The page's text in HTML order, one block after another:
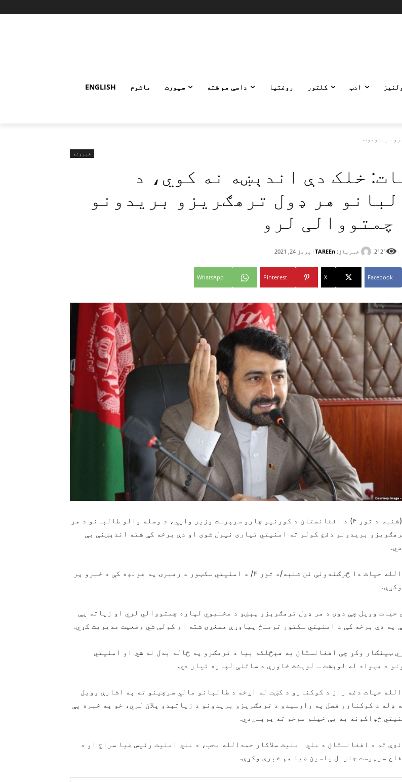
ادب کلتور روغتیا داسې هم شته سپورت ماشوم ENGLISH
بریدونو...
خبرونه
خلک دې اندېښه نه کوي، د
هر ډول ترهګریزو بریدونو
چمتووالی لرو
خبریال: TAREEn اپریل 24, 2021 2121
Facebook
X
Pinterest
WhatsApp
تاند (شنبه د ثور ۴) د افغانستان د کورنیو چارو سرپرست وزیر وايي، د وسله والو طالبانو د هر
بریدونو دفع کولو ته امنیتي تیاری نیول شوی او دې برخه کې شته اندېښنې بې
حیات الله حیات دا څرګندونې نن شنبه/د ثور ۴/ د امنیتي سکټور د رهبرۍ په غونډه کې د خبرو پر
حیات وویل چې دوی د هر ډول ترهګرېزو پېښو د مخنیوي لپاره چمتووالي لري او زیاته یې
په دې برخه کې د امنیتي سکتور ترمنځ پیاوړې همغږۍ شته او کولی شي وضعیت مدیریت کړي.
ټینګار وکړ چې افغانستان به هېڅلکه بیا د ترهګرو په ځاله بدل نه‌ شي او امنیتي
د هېواد له لوېشت ـ لوېشت خاورې د ساتنې لپاره تیار دي.
حیات دغه راز د کوکنارو د کښت له اړخه د طالبانو مالي سرچینو ته په اشارې وویل
ډله د کوکنارو فصل په رارسېدو د ترهګریزو بریدونو د زیاتېدو پلان لري، خو په خبره یې
ځواکونه به یې خپلو موخو ته پرېنږدي.
ته د افغانستان د ملي امنیت سلاکار حمدالله محب، د ملي امنیت رئیس ضیا سراج او د
سرپرست جنرال یاسین ضیا هم خبرې وکړې.